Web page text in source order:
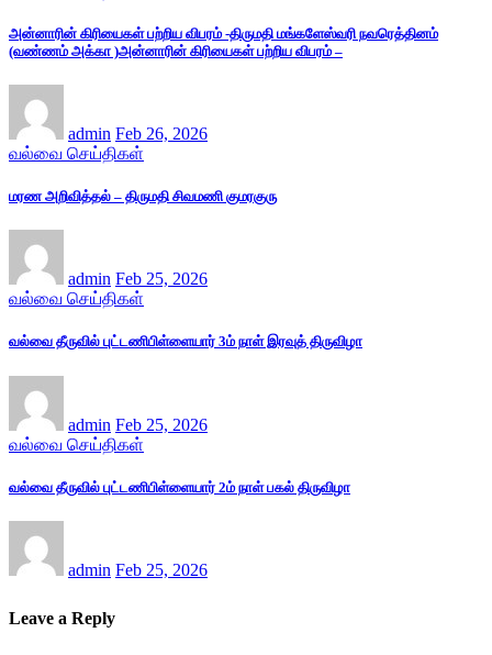
அன்னாரின் கிரியைகள் பற்றிய விபரம் -திருமதி மங்களேஸ்வரி நவரெத்தினம்
(வண்ணம் அக்கா )அன்னாரின் கிரியைகள் பற்றிய விபரம் –
admin Feb 26, 2026
வல்வை செய்திகள்
மரண அறிவித்தல் – திருமதி சிவமணி குமரகுரு
admin Feb 25, 2026
வல்வை செய்திகள்
வல்வை தீருவில் புட்டணிபிள்ளையார் 3ம் நாள் இரவுத் திருவிழா
admin Feb 25, 2026
வல்வை செய்திகள்
வல்வை தீருவில் புட்டணிபிள்ளையார் 2ம் நாள் பகல் திருவிழா
admin Feb 25, 2026
Leave a Reply